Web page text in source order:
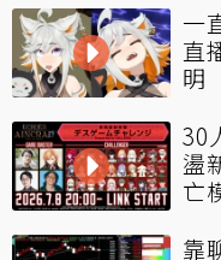
一
直
明
30
盪
亡
靠